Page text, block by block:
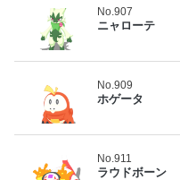
No.907
ニャローテ
No.909
ホゲータ
No.911
ラウドボーン